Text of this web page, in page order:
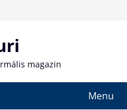
magazin
Menu